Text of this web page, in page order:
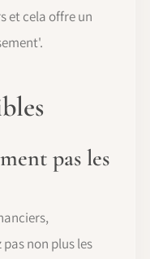
et cela offre un
pas les
non plus les